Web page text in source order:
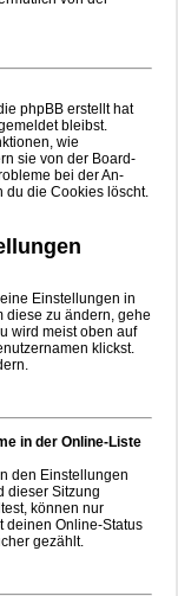
phpBB erstellt hat
bleibst.
wie
sie von der Board-
bei der An-
du die Cookies löscht.
Einstellungen in
diese zu ändern, gehe
wird meist oben auf
klickst.
in der Online-Liste
den Einstellungen
dieser Sitzung
können nur
deinen Online-Status
gezählt.